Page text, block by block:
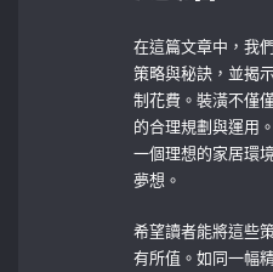
在這篇文章中，我
策略與秘訣，並揭
制花費。裝潢不僅
的合理規劃與運用
一個理想的家居環
夢想。
希望讀者能將這些
有所值。如同一幅